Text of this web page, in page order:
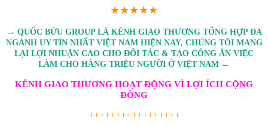
★★★★★
→ QUỐC BỬU GROUP LÀ KÊNH GIAO THƯƠNG TỔNG HỢP ĐA
NGÀNH UY TÍN NHẤT VIỆT NAM HIỆN NAY, CHÚNG TÔI MANG
LẠI LỢI NHUẬN CAO CHO ĐỐI TÁC & TẠO CÔNG ĂN VIỆC
LÀM CHO HÀNG TRIỆU NGƯỜI Ở VIỆT NAM ←
KÊNH GIAO THƯƠNG HOẠT ĐỘNG VÌ LỢI ÍCH CỘNG
ĐỒNG
+++++++++++++++++